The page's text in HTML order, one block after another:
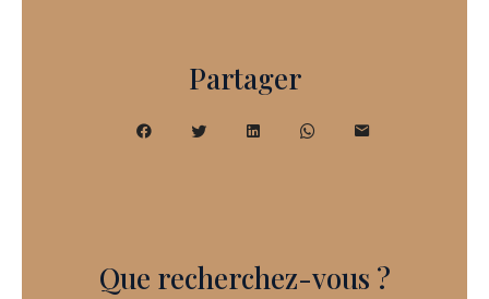
Partager
Que recherchez-vous ?